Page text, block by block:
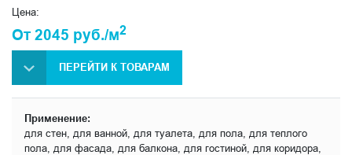
Цена:
От 2045 руб./м2
ПЕРЕЙТИ К ТОВАРАМ
Применение:
для стен, для ванной, для туалета, для пола, для теплого
пола, для фасада, для балкона, для гостиной, для коридора,